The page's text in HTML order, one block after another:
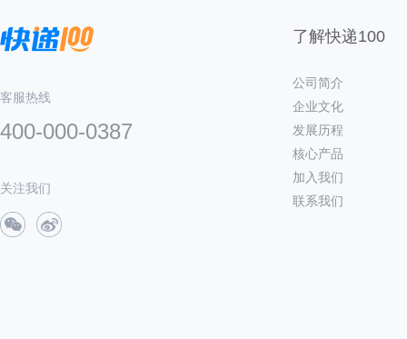
客服热线
400-000-0387
关注我们
了解快递100
公司简介
企业文化
发展历程
核心产品
加入我们
联系我们